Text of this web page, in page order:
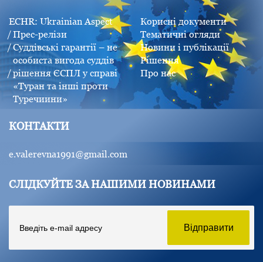
ECHR: Ukrainian Aspect
Прес-релізи
Суддівські гарантії – не
особиста вигода суддів
рішення ЄСПЛ у справі
«Туран та інші проти
Туречиини»
Корисні документи
Тематичні огляди
Новини і публікації
Рішення
Про нас
КОНТАКТИ
e.valerevna1991@gmail.com
СЛІДКУЙТЕ ЗА НАШИМИ НОВИНАМИ